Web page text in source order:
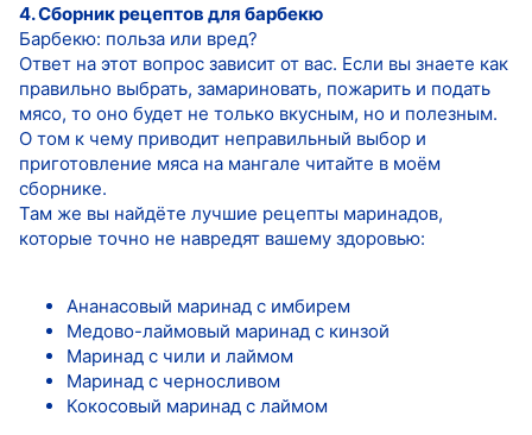
4. Сборник рецептов для барбекю
Барбекю: польза или вред?
Ответ на этот вопрос зависит от вас. Если вы знаете как
правильно выбрать, замариновать, пожарить и подать
мясо, то оно будет не только вкусным, но и полезным.
О том к чему приводит неправильный выбор и
приготовление мяса на мангале читайте в моём
сборнике.
Там же вы найдёте лучшие рецепты маринадов,
которые точно не навредят вашему здоровью:
Ананасовый маринад с имбирем
Медово-лаймовый маринад с кинзой
Маринад с чили и лаймом
Маринад с черносливом
Кокосовый маринад с лаймом